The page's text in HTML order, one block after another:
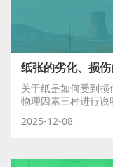
纸张的劣化、损
关于纸是如何受到损
物理因素三种进行
2025-12-08